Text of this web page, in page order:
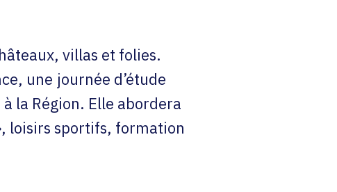
villas et folies.
une journée d’étude
la Région. Elle abordera
loisirs sportifs, formation